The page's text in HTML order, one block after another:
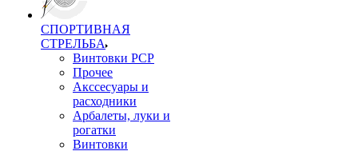
СПОРТИВНАЯ
СТРЕЛЬБА
Винтовки PCP
Прочее
Акссесуары и
расходники
Арбалеты, луки и
рогатки
Винтовки